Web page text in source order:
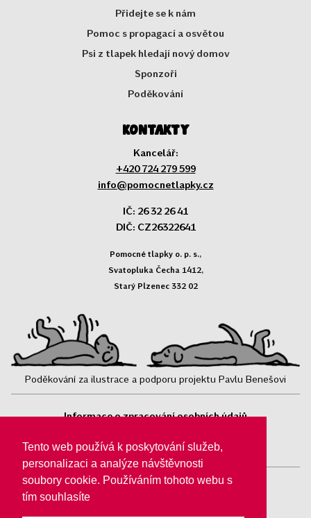
Tento web používá k poskytování služeb,
personalizaci a analýze návštěvnosti
soubory cookie. Používáním tohoto webu s
tím souhlasíte
Přidejte se k nám
Pomoc s propagací a osvětou
Psi z tlapek hledají nový domov
Sponzoři
Poděkování
Kontakty
Kancelář:
+420 724 279 599
info@pomocnetlapky.cz
IČ: 26 32 26 41
DIČ: CZ26322641
Pomocné tlapky o. p. s.,
Svatopluka Čecha 1412,
Starý Plzenec 332 02
Poděkování za ilustrace a podporu projektu Pavlu Benešovi
Informace o zpracování osobních údajů
Sledujte nás: